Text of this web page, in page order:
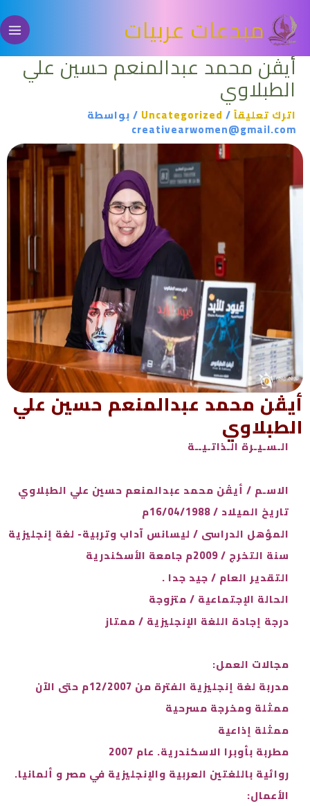
إلى
المحتوىمبدعات عربيات
أيڤن محمد عبدالمنعم حسين علي
الطبلاوي
اترك تعليقاً/
Uncategorized / بواسطة
creativearwomen@gmail.com
أيڤن محمد عبدالمنعم حسين علي
الطبلاوي
الـسـيـرة الـذاتـيــة
الاسـم / أيڤن محمد عبدالمنعم حسين علي الطبلاوي
تاريخ الميلاد / 16/04/1988م
المؤهل الدراسى / ليسانس آداب وتربية- لغة إنجليزية
سنة التخرج / 2009م جامعة الأسكندرية
التقدير العام / جيد جدا .
الحالة الإجتماعية / متزوجة
درجة إجادة اللغة الإنجليزية / ممتاز
مجالات العمل:
مدربة لغة إنجليزية الفترة من 12/2007م حتى الآن
ممثلة ومخرجة مسرحية
ممثلة إذاعية
مطربة بأوبرا الاسكندرية. عام 2007
روائية باللغتين العربية والإنجليزية في مصر و ألمانيا.
الأعمال: